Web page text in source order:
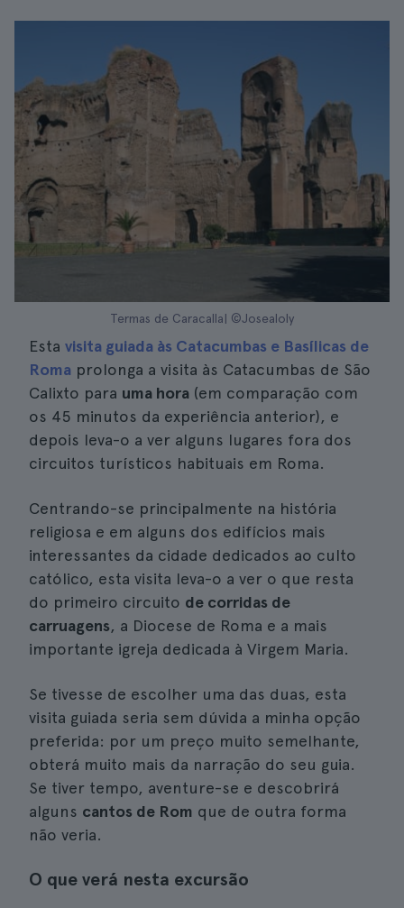
Termas de Caracalla| ©Josealoly
Esta visita guiada às Catacumbas e Basílicas de
Roma prolonga a visita às Catacumbas de São
Calixto para uma hora (em comparação com
os 45 minutos da experiência anterior), e
depois leva-o a ver alguns lugares fora dos
circuitos turísticos habituais em Roma.
Centrando-se principalmente na história
religiosa e em alguns dos edifícios mais
interessantes da cidade dedicados ao culto
católico, esta visita leva-o a ver o que resta
do primeiro circuito de corridas de
carruagens, a Diocese de Roma e a mais
importante igreja dedicada à Virgem Maria.
Se tivesse de escolher uma das duas, esta
visita guiada seria sem dúvida a minha opção
preferida: por um preço muito semelhante,
obterá muito mais da narração do seu guia.
Se tiver tempo, aventure-se e descobrirá
alguns cantos de Rom que de outra forma
não veria.
O que verá nesta excursão